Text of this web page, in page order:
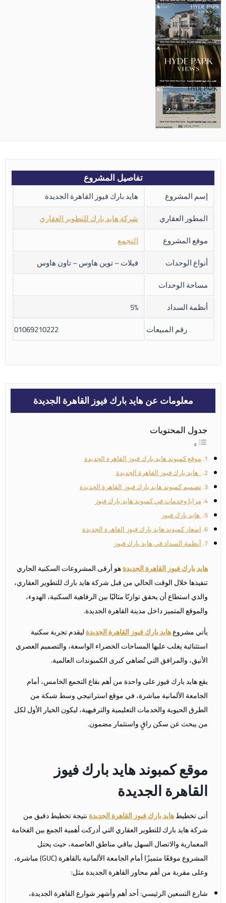
تفاصيل المشروع
إسم المشروع
هايد بارك فيوز القاهرة الجديدة
المطور العقاري
شركة هايد بارك للتطوير العقاري
موقع المشروع
التجمع
أنواع الوحدات
فيلات – توين هاوس – تاون هاوس
مساحة الوحدات
أنظمة السداد
5%
رقم المبيعات
01069210222
معلومات عن هايد بارك فيوز القاهرة الجديدة
جدول المحتويات
موقع كمبوند هايد بارك فيوز القاهرة الجديدة
هايد بارك فيوز القاهرة الجديدة
تصميم كمبوند هايد بارك فيوز القاهرة الجديدة
مزايا وخدمات في كمبوند هايد بارك فيوز
هايد بارك فيوز
اسعار كمبوند هايد بارك فيوز القاهرة الجديدة
أنظمة السداد في هايد بارك فيوز
هايد بارك فيوز القاهرة الجديدةهو أرقى المشروعات السكنية الجاري
تنفيذها خلال الوقت الحالي من قبل شركة هايد بارك للتطوير العقاري،
والذي استطاع أن يحقق توازنًا مثاليًا بين الرفاهية السكنية، الهدوء،
والموقع المتميز داخل مدينة القاهرة الجديدة.
يأتي مشروعهايد بارك فيوز القاهرة الجديدةليقدم تجربة سكنية
استثنائية يغلب عليها المساحات الخضراء الواسعة، والتصميم العصري
الأنيق، والمرافق التي تُضاهي كبرى الكمبوندات العالمية.
يقع هايد بارك فيوز على واحدة من أهم بقاع التجمع الخامس، أمام
الجامعة الألمانية مباشرة، في موقع استراتيجي وسط شبكة من
الطرق الحيوية والخدمات التعليمية والترفيهية، ليكون الخيار الأول لكل
من يبحث عن سكن راقٍ واستثمار مضمون.
موقع كمبوند هايد بارك فيوز
القاهرة الجديدة
أتى تخطيطهايد بارك فيوز القاهرة الجديدةنتيجة تخطيط دقيق من
شركة هايد بارك للتطوير العقاري التي أدركت أهمية الجمع بين الفخامة
المعمارية والاتصال السهل بباقي مناطق العاصمة، حيث يحتل
المشروع موقعًا متميزًا أمام الجامعة الألمانية بالقاهرة (GUC) مباشرة،
وعلى مقربة من أهم محاور القاهرة الجديدة مثل:
شارع التسعين الرئيسي: أحد أهم وأشهر شوارع القاهرة الجديدة،